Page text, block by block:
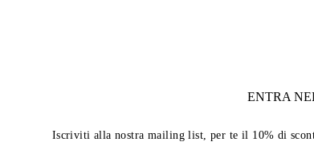
ENTRA
Iscriviti alla nostra mailing list, per te il 10% di